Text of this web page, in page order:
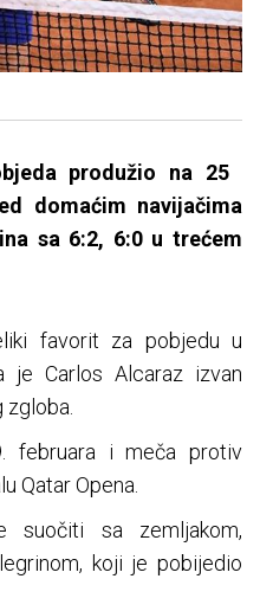
produžio na 25
domaćim navijačima
sa 6:2, 6:0 u trećem
favorit za pobjedu u
Carlos Alcaraz izvan
zgloba.
februara i meča protiv
Qatar Opena.
sa zemljakom,
koji je pobijedio